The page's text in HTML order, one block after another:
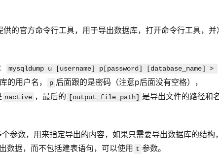
的官方命令行工具，用于导出数据库，打开命令行工具，并
mysqldump u [username] p[password] [database_name] >
的用户名， p 后面跟的是密码（注意p后面没有空格），
nactive ，最后的 [output_file_path] 是导出文件的路径和
参数，用来指定导出的内容，如果只需要导出数据库的结构
数据，而不包括建表语句，可以使用 t 参数。